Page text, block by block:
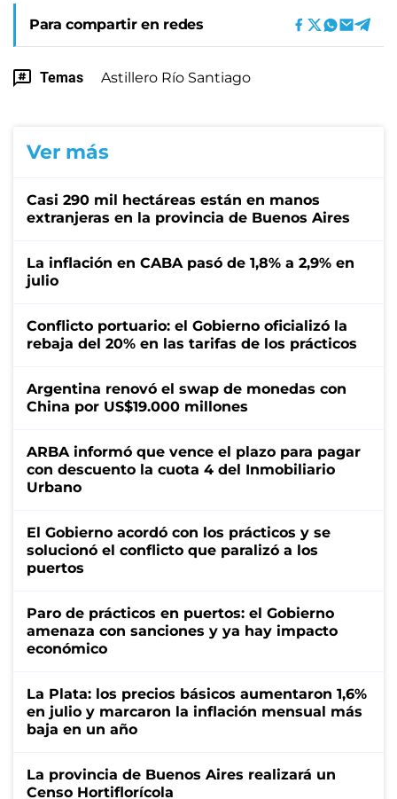
Para compartir en redes
Temas Astillero Río Santiago
Ver más
Casi 290 mil hectáreas están en manos
extranjeras en la provincia de Buenos Aires
La inflación en CABA pasó de 1,8% a 2,9% en
julio
Conflicto portuario: el Gobierno oficializó la
rebaja del 20% en las tarifas de los prácticos
Argentina renovó el swap de monedas con
China por US$19.000 millones
ARBA informó que vence el plazo para pagar
con descuento la cuota 4 del Inmobiliario
Urbano
El Gobierno acordó con los prácticos y se
solucionó el conflicto que paralizó a los
puertos
Paro de prácticos en puertos: el Gobierno
amenaza con sanciones y ya hay impacto
económico
La Plata: los precios básicos aumentaron 1,6%
en julio y marcaron la inflación mensual más
baja en un año
La provincia de Buenos Aires realizará un
Censo Hortiflorícola